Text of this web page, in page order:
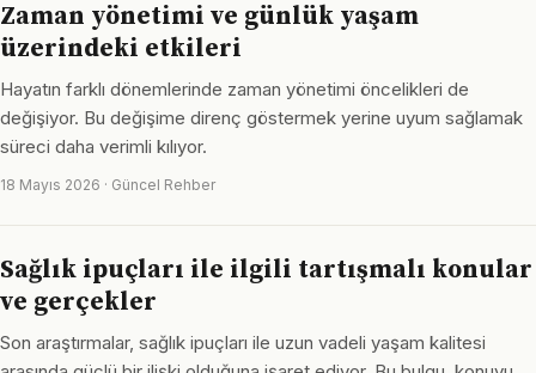
Zaman yönetimi ve günlük yaşam
üzerindeki etkileri
Hayatın farklı dönemlerinde zaman yönetimi öncelikleri de
değişiyor. Bu değişime direnç göstermek yerine uyum sağlamak
süreci daha verimli kılıyor.
18 Mayıs 2026 · Güncel Rehber
Sağlık ipuçları ile ilgili tartışmalı konular
ve gerçekler
Son araştırmalar, sağlık ipuçları ile uzun vadeli yaşam kalitesi